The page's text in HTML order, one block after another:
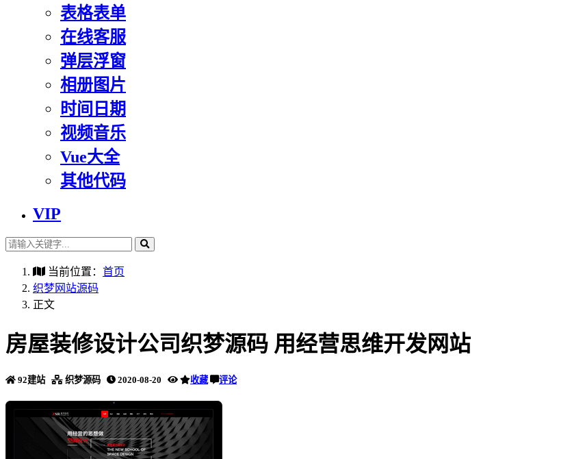
表格表单
在线客服
弹层浮窗
相册图片
时间日期
视频音乐
Vue大全
其他代码
VIP
当前位置： 首页
织梦网站源码
正文
房屋装修设计公司织梦源码 用经营思维开发网站
92建站 织梦源码 2020-08-20 收藏 评论